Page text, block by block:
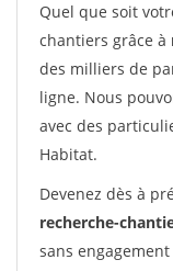
Quel que soit
chantiers grâce à
des milliers de
ligne. Nous
avec des
Habitat.
Devenez dès à
recherche-
sans